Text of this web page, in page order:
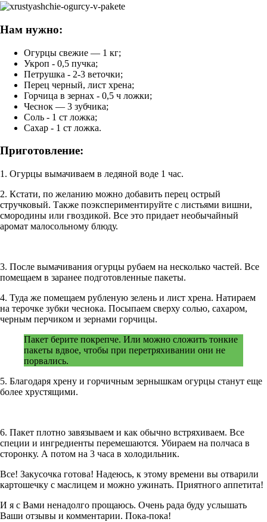
Нам нужно:
Огурцы свежие — 1 кг;
Укроп - 0,5 пучка;
Петрушка - 2-3 веточки;
Перец черный, лист хрена;
Горчица в зернах - 0,5 ч ложки;
Чеснок — 3 зубчика;
Соль - 1 ст ложка;
Сахар - 1 ст ложка.
Приготовление:
1. Огурцы вымачиваем в ледяной воде 1 час.
2. Кстати, по желанию можно добавить перец острый
стручковый. Также поэкспериментируйте с листьями вишни,
смородины или гвоздикой. Все это придает необычайный
аромат малосольному блюду.
3. После вымачивания огурцы рубаем на несколько частей. Все
помещаем в заранее подготовленные пакеты.
4. Туда же помещаем рубленую зелень и лист хрена. Натираем
на терочке зубки чеснока. Посыпаем сверху солью, сахаром,
черным перчиком и зернами горчицы.
Пакет берите покрепче. Или можно сложить тонкие
пакеты вдвое, чтобы при перетряхивании они не
порвались.
5. Благодаря хрену и горчичным зернышкам огурцы станут еще
более хрустящими.
6. Пакет плотно завязываем и как обычно встряхиваем. Все
специи и ингредиенты перемешаются. Убираем на полчаса в
сторонку. А потом на 3 часа в холодильник.
Все! Закусочка готова! Надеюсь, к этому времени вы отварили
картошечку с маслицем и можно ужинать. Приятного аппетита!
И я с Вами ненадолго прощаюсь. Очень рада буду услышать
Ваши отзывы и комментарии. Пока-пока!